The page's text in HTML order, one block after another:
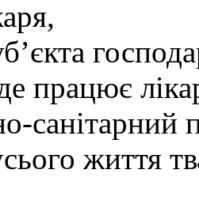
працює
санітарний
життя